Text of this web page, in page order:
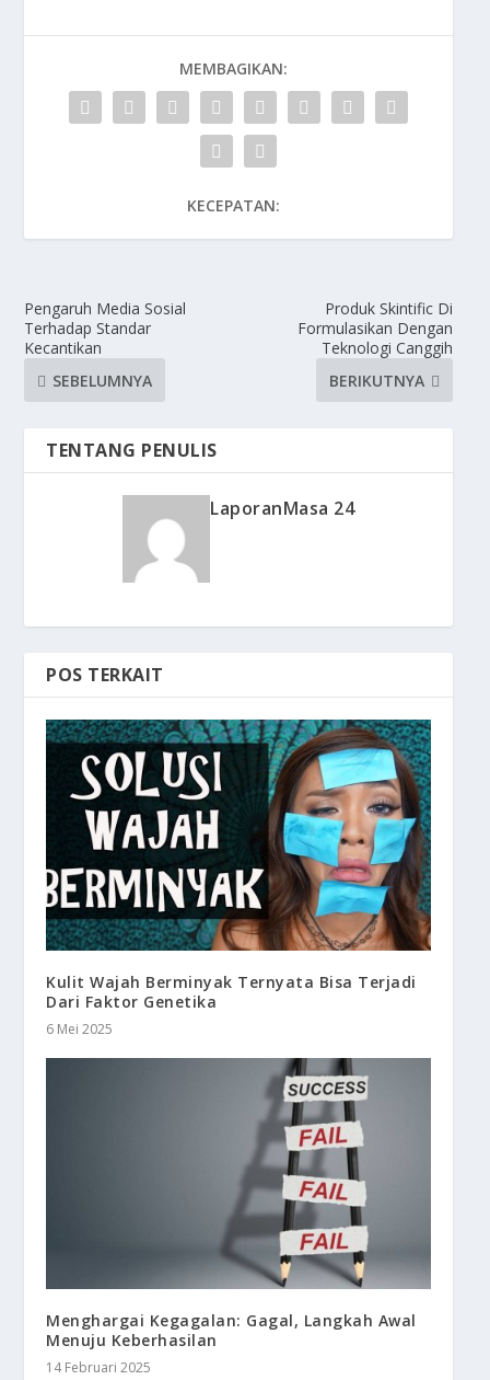
MEMBAGIKAN:
KECEPATAN:
Pengaruh Media Sosial
Terhadap Standar
Kecantikan
SEBELUMNYA
Produk Skintific Di
Formulasikan Dengan
Teknologi Canggih
BERIKUTNYA
TENTANG PENULIS
LaporanMasa 24
POS TERKAIT
Kulit Wajah Berminyak Ternyata Bisa Terjadi
Dari Faktor Genetika
6 Mei 2025
Menghargai Kegagalan: Gagal, Langkah Awal
Menuju Keberhasilan
14 Februari 2025